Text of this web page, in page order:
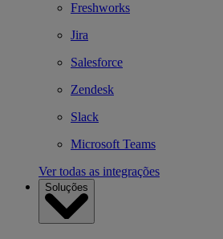
Freshworks
Jira
Salesforce
Zendesk
Slack
Microsoft Teams
Ver todas as integrações
Soluções